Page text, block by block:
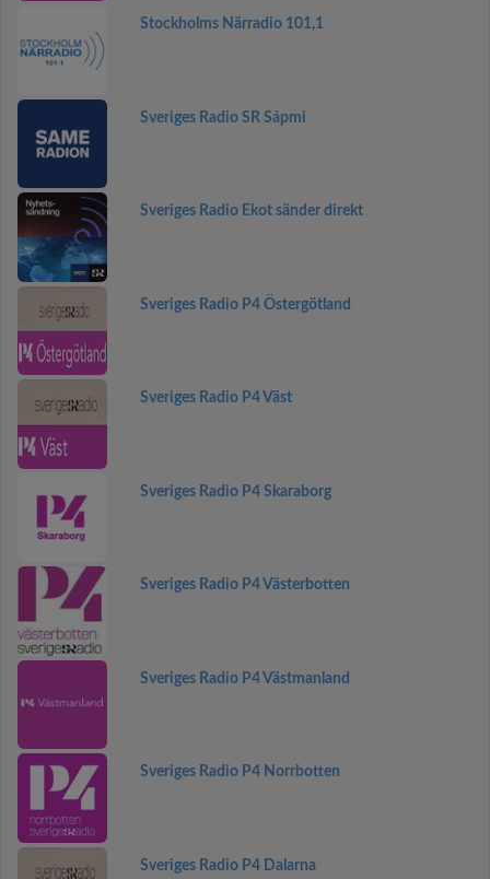
Stockholms Närradio 101,1
Sveriges Radio SR Sápmi
Sveriges Radio Ekot sänder direkt
Sveriges Radio P4 Östergötland
Sveriges Radio P4 Väst
Sveriges Radio P4 Skaraborg
Sveriges Radio P4 Västerbotten
Sveriges Radio P4 Västmanland
Sveriges Radio P4 Norrbotten
Sveriges Radio P4 Dalarna